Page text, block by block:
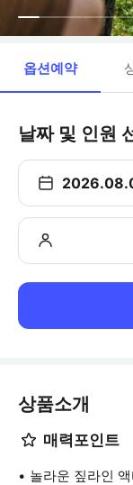
옵션예약
날짜 및 인원
상품소개
매력포인트
놀라운 짚라인